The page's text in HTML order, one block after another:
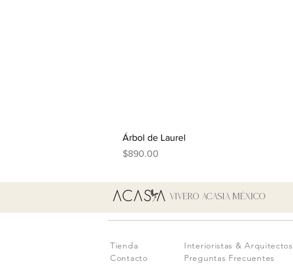
Árbol de Laurel
Precio
$890.00
Vivero Acasia MÉxico
Tienda
Contacto
Interioristas & Arquitectos
Preguntas Frecuentes